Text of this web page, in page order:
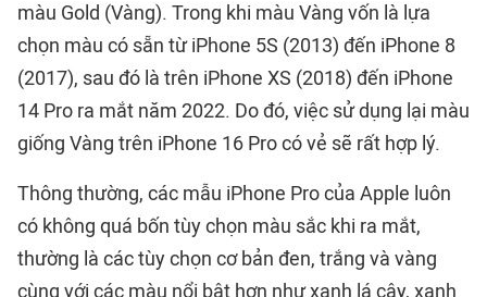
màu Gold (Vàng). Trong khi màu Vàng vốn là lựa
chọn màu có sẵn từ iPhone 5S (2013) đến iPhone 8
(2017), sau đó là trên iPhone XS (2018) đến iPhone
14 Pro ra mắt năm 2022. Do đó, việc sử dụng lại màu
giống Vàng trên iPhone 16 Pro có vẻ sẽ rất hợp lý.
Thông thường, các mẫu iPhone Pro của Apple luôn
có không quá bốn tùy chọn màu sắc khi ra mắt,
thường là các tùy chọn cơ bản đen, trắng và vàng
cùng với các màu nổi bật hơn như xanh lá cây, xanh